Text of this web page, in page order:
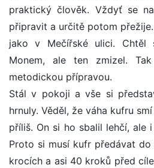
praktický člověk. Vždyť se
připravit a určitě potom
jako v Mečířské ulici.
Monem, ale ten zmizel.
metodickou přípravou.
Stál v pokoji a vše si
hrnuly. Věděl, že váha kufru
příliš. On si ho sbalil lehčí, ale
Proto si musí kufr předávat
krocích a asi 40 kroků před